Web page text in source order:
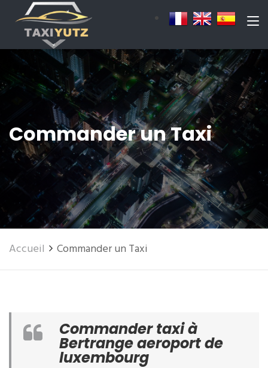
Commander un Taxi
Accueil Commander un Taxi
Commander taxi à
Bertrange aeroport de
luxembourg